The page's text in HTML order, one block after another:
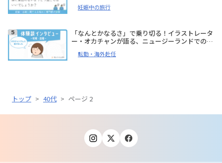
妊娠中の旅行
「なんとかなるさ」で乗り切る！イラストレータ
ー・オカチャンが語る、ニュージーランドでの妊
娠、出産体験談【体験談インタビュー】
転勤・海外赴任
トップ > 40代 > ページ 2